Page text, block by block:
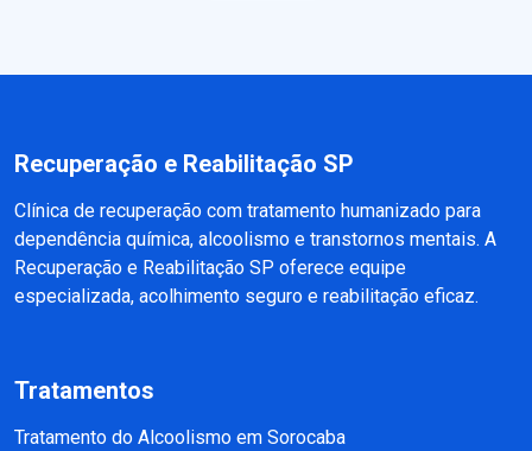
Recuperação e Reabilitação SP
Clínica de recuperação com tratamento humanizado para
dependência química, alcoolismo e transtornos mentais. A
Recuperação e Reabilitação SP oferece equipe
especializada, acolhimento seguro e reabilitação eficaz.
Tratamentos
Tratamento do Alcoolismo em Sorocaba